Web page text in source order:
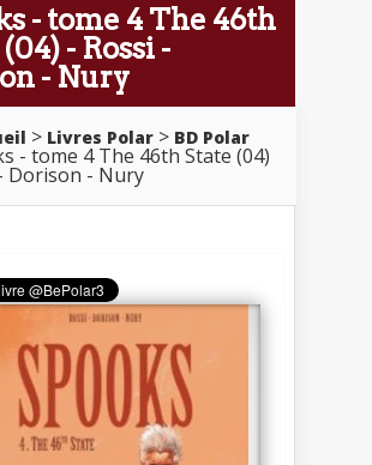
- tome 4 The 46th
- Rossi -
- Nury
Livres Polar BD Polar
- tome 4 The 46th State (04)
Dorison - Nury